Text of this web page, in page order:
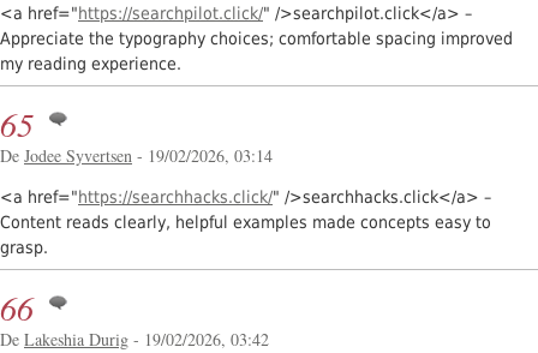
<a href="https://searchpilot.click/" />searchpilot.click</a> –
Appreciate the typography choices; comfortable spacing improved
my reading experience.
65
De Jodee Syvertsen - 19/02/2026, 03:14
<a href="https://searchhacks.click/" />searchhacks.click</a> –
Content reads clearly, helpful examples made concepts easy to
grasp.
66
De Lakeshia Durig - 19/02/2026, 03:42